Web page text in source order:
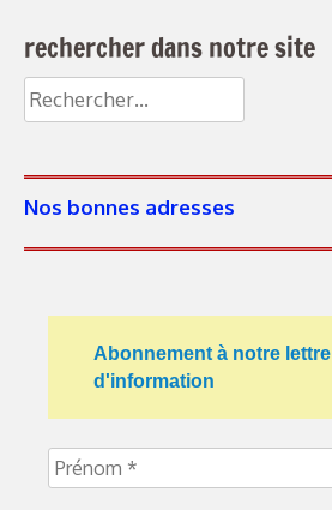
rechercher dans notre site
Rechercher :
Nos bonnes adresses
Abonnement à notre lettre
d'information